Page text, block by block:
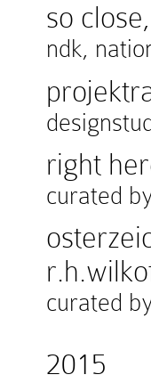
so
ndk,
right
curated
curated
2015